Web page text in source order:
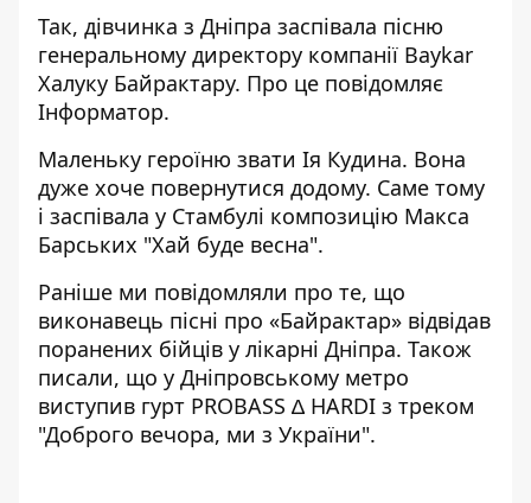
Так, дівчинка з Дніпра заспівала пісню
генеральному директору компанії Baykar
Халуку Байрактару. Про це повідомляє
Інформатор.
Маленьку героїню звати Ія Кудина. Вона
дуже хоче повернутися додому. Саме тому
і заспівала у Стамбулі композицію Макса
Барських "Хай буде весна".
Раніше ми повідомляли про те, що
виконавець пісні про «Байрактар» відвідав
поранених бійців у лікарні Дніпра. Також
писали, що у Дніпровському метро
виступив гурт PROBASS ∆ HARDI з треком
"Доброго вечора, ми з України".